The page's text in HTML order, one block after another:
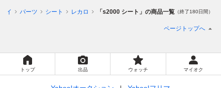
イ パーツ シート レカロ 「s2000 シート」の商品一覧 （終了180日間）
ページトップへ
トップ 出品 ウォッチ マイオク